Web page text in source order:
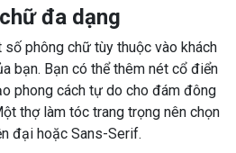
đa dạng
phông chữ tùy thuộc vào khách
bạn. Bạn có thể thêm nét cổ điển
phong cách tự do cho đám đông
thợ làm tóc trang trọng nên chọn
đại hoặc Sans-Serif.